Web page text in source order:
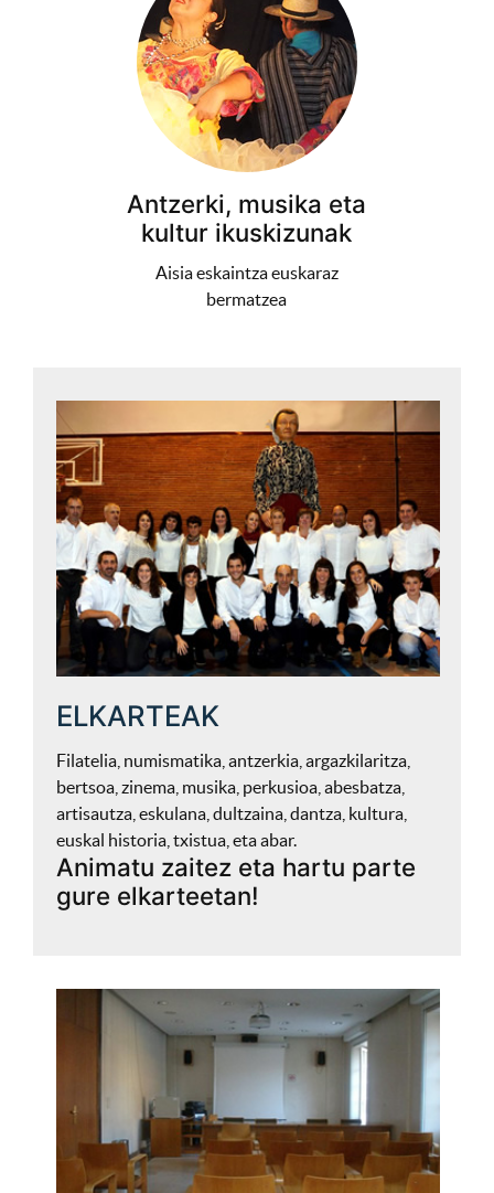
Antzerki, musika eta
kultur ikuskizunak
Aisia eskaintza euskaraz
bermatzea
ELKARTEAK
Filatelia, numismatika, antzerkia, argazkilaritza,
bertsoa, zinema, musika, perkusioa, abesbatza,
artisautza, eskulana, dultzaina, dantza, kultura,
euskal historia, txistua, eta abar.
Animatu zaitez eta hartu parte
gure elkarteetan!